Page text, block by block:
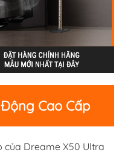
Cao Cấp
Dreame X50 Ultra